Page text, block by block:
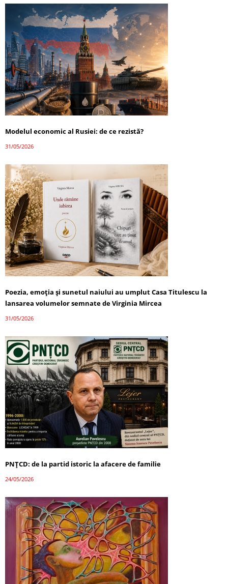
Modelul economic al Rusiei: de ce rezistă?
31/05/2026
Poezia, emoția și sunetul naiului au umplut Casa Titulescu la
lansarea volumelor semnate de Virginia Mircea
31/05/2026
PNȚCD: de la partid istoric la afacere de familie
24/05/2026